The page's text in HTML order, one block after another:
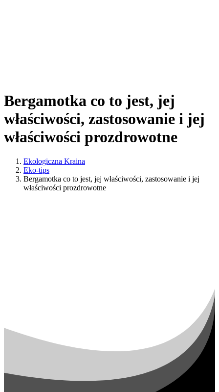
Bergamotka co to jest, jej
właściwości, zastosowanie i jej
właściwości prozdrowotne
Ekologiczna Kraina
Eko-tips
Bergamotka co to jest, jej właściwości, zastosowanie i jej
właściwości prozdrowotne